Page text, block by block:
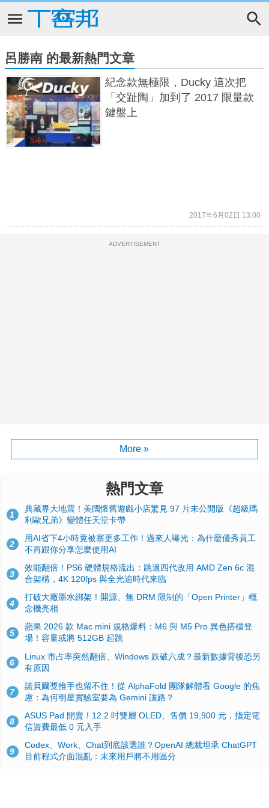
呂勝南 的最新熱門文章
紀念款無極限，Ducky 這次把
「交趾陶」加到了 2017 限量款
鍵盤上
2017年6月02日 13:00
ADVERTISEMENT
More »
熱門文章
1
典藏界大地震！美國懷舊遊戲小店驚見 97 片未公開版《超級瑪
利歐兄弟》變體任天堂卡帶
2
用AI省下4小時竟被塞更多工作！過來人曝光：為什麼優秀員工
不再跟你分享怎麼使用AI
3
效能翻倍！PS6 硬體規格流出：跳過四代改用 AMD Zen 6c 混
合架構，4K 120fps 與全光追時代來臨
4
打破大廠墨水綁架！開源、無 DRM 限制的「Open Printer」概
念機亮相
5
蘋果 2026 款 Mac mini 規格爆料：M6 與 M5 Pro 異色搭檔登
場！容量或將 512GB 起跳
6
Linux 市占率突然翻倍、Windows 跌破六成？最新數據背後恐另
有原因
7
諾貝爾獎推手也留不住！從 AlphaFold 團隊解體看 Google 的焦
慮：為何明星實驗室要為 Gemini 讓路？
8
ASUS Pad 開賣！12.2 吋雙層 OLED、售價 19,900 元，指定電
信資費最低 0 元入手
9
Codex、Work、Chat到底該選誰？OpenAI 總裁坦承 ChatGPT
目前程式介面混亂：未來用戶將不用區分